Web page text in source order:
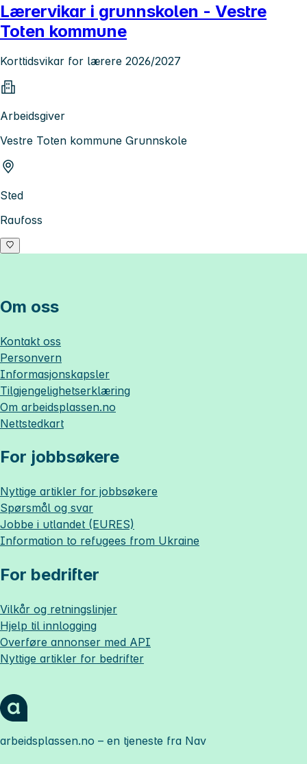
Lærervikar i grunnskolen - Vestre
Toten kommune
Korttidsvikar for lærere 2026/2027
Arbeidsgiver
Vestre Toten kommune Grunnskole
Sted
Raufoss
Om oss
Kontakt oss
Personvern
Informasjonskapsler
Tilgjengelighetserklæring
Om arbeidsplassen.no
Nettstedkart
For jobbsøkere
Nyttige artikler for jobbsøkere
Spørsmål og svar
Jobbe i utlandet (EURES)
Information to refugees from Ukraine
For bedrifter
Vilkår og retningslinjer
Hjelp til innlogging
Overføre annonser med API
Nyttige artikler for bedrifter
arbeidsplassen.no – en tjeneste fra Nav